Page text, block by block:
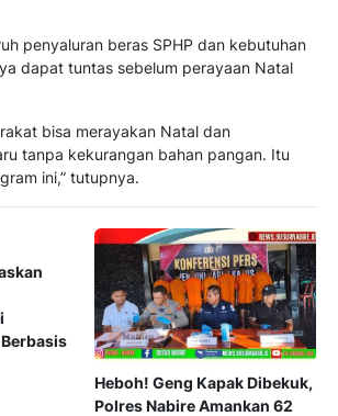
penyaluran beras SPHP dan kebutuhan
dapat tuntas sebelum perayaan Natal
bisa merayakan Natal dan
tanpa kekurangan bahan pangan. Itu
ini,” tutupnya.
Heboh! Geng Kapak Dibekuk,
Polres Nabire Amankan 62